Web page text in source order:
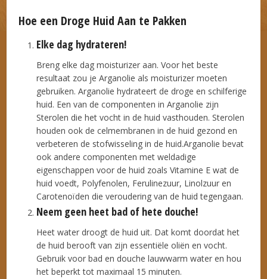
Hoe een Droge Huid Aan te Pakken
Elke dag hydrateren!
Breng elke dag moisturizer aan. Voor het beste
resultaat zou je Arganolie als moisturizer moeten
gebruiken. Arganolie hydrateert de droge en schilferige
huid. Een van de componenten in Arganolie zijn
Sterolen die het vocht in de huid vasthouden. Sterolen
houden ook de celmembranen in de huid gezond en
verbeteren de stofwisseling in de huid.Arganolie bevat
ook andere componenten met weldadige
eigenschappen voor de huid zoals Vitamine E wat de
huid voedt, Polyfenolen, Ferulinezuur, Linolzuur en
Carotenoïden die veroudering van de huid tegengaan.
Neem geen heet bad of hete douche!
Heet water droogt de huid uit. Dat komt doordat het
de huid berooft van zijn essentiële oliën en vocht.
Gebruik voor bad en douche lauwwarm water en hou
het beperkt tot maximaal 15 minuten.